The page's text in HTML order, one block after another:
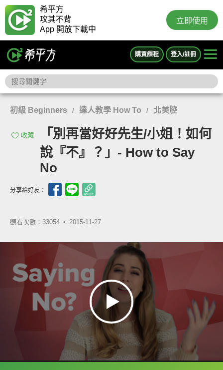
希平方
攻其不背
App 開放下載中
立即使用
購買課程 登入/註冊
初級 Beginners / 達人教學 How To / 北美腔
收藏
「別再當好好先生/小姐！如何
說『不』？」- How to Say
No
分享給好友：
觀看次數：33054 • 2015-11-27